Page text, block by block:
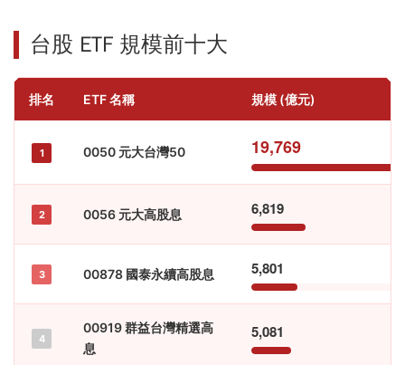
台股 ETF 規模前十大
排名 ETF 名稱 規模 (億元)
1 0050 元大台灣50 19,769
2 0056 元大高股息 6,819
3 00878 國泰永續高股息 5,801
4
00919 群益台灣精選高
息
5,081